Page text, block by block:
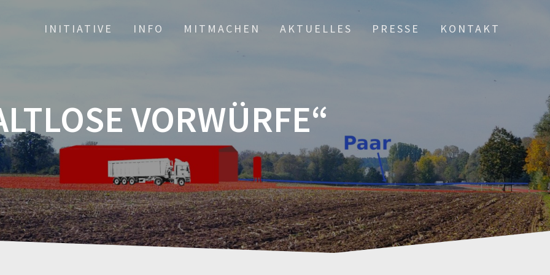
INITIATIVE INFO MITMACHEN AKTUELLES PRESSE KONTAKT
VORWÜRFE“